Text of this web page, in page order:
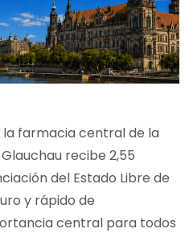
la farmacia central de la
recibe 2,55
del Estado Libre de
y rápido de
central para todos